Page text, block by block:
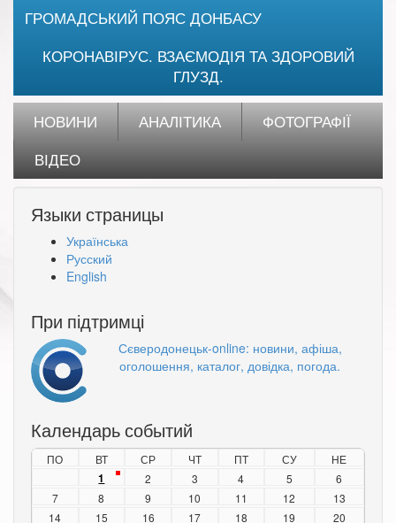
ГРОМАДСЬКИЙ ПОЯС ДОНБАСУ
КОРОНАВІРУС. ВЗАЄМОДІЯ ТА ЗДОРОВИЙ
ГЛУЗД.
НОВИНИ АНАЛІТИКА
ФОТОГРАФІЇ
ВІДЕО
Языки страницы
Українська
Русский
English
При підтримці
Сєверодонецьк-online: новини, афіша,
оголошення, каталог, довідка, погода.
Календарь событий
ПО ВТ СР ЧТ ПТ СУ НЕ
1 2 3 4 5
6
7
8 9 10 11 12
13
14
15 16 17 18 19
20